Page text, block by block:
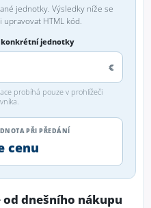
jednotky. Výsledky níže se
HTML kód.
jednotky
€
probíhá pouze v prohlížeči
PŘI PŘEDÁNÍ
cenu
dnešního nákupu